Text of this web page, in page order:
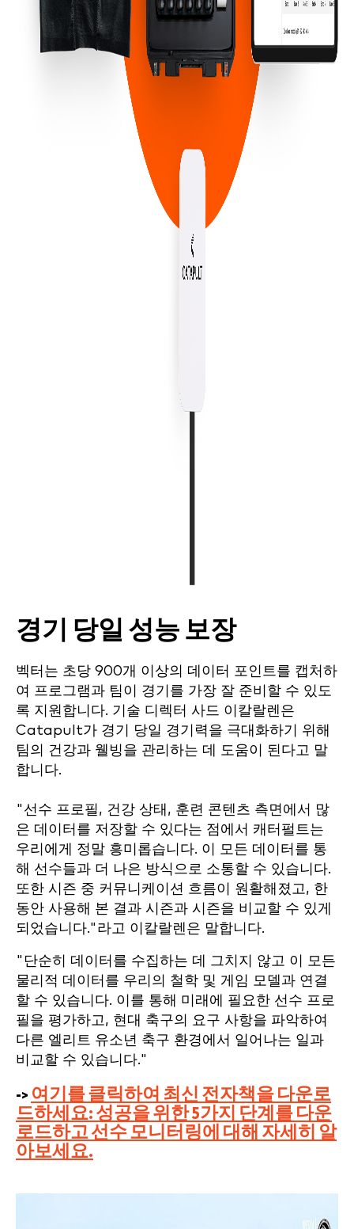
경기 당일 성능 보장
벡터는 초당 900개 이상의 데이터 포인트를 캡처하
여 프로그램과 팀이 경기를 가장 잘 준비할 수 있도
록 지원합니다. 기술 디렉터 사드 이칼랄렌은
Catapult가 경기 당일 경기력을 극대화하기 위해
팀의 건강과 웰빙을 관리하는 데 도움이 된다고 말
합니다.
"선수 프로필, 건강 상태, 훈련 콘텐츠 측면에서 많
은 데이터를 저장할 수 있다는 점에서 캐터펄트는
우리에게 정말 흥미롭습니다. 이 모든 데이터를 통
해 선수들과 더 나은 방식으로 소통할 수 있습니다.
또한 시즌 중 커뮤니케이션 흐름이 원활해졌고, 한
동안 사용해 본 결과 시즌과 시즌을 비교할 수 있게
되었습니다."라고 이칼랄렌은 말합니다.
"단순히 데이터를 수집하는 데 그치지 않고 이 모든
물리적 데이터를 우리의 철학 및 게임 모델과 연결
할 수 있습니다. 이를 통해 미래에 필요한 선수 프로
필을 평가하고, 현대 축구의 요구 사항을 파악하여
다른 엘리트 유소년 축구 환경에서 일어나는 일과
비교할 수 있습니다."
-> 여기를 클릭하여 최신 전자책을 다운로
드하세요: 성공을 위한 5가지 단계를 다운
로드하고 선수 모니터링에 대해 자세히 알
아보세요.